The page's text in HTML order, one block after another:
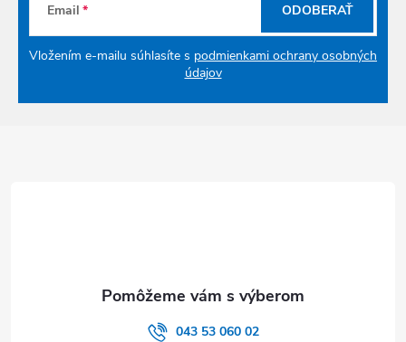
Email
Vložením e-mailu súhlasíte s podmienkami ochrany osobných
údajov
ODOBERAŤ
043 53 060 02